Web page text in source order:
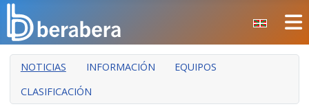
CERRAR
INICIO
CLUB
NOTICIAS INFORMACIÓN
EQUIPOS
CLASIFICACIÓN